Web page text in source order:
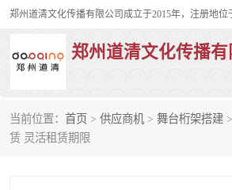
郑州道清文化传播有
当前位置： 首页 > 供应商机 > 舞台桁架搭建
赁 灵活租赁期限
舞台桁架搭建